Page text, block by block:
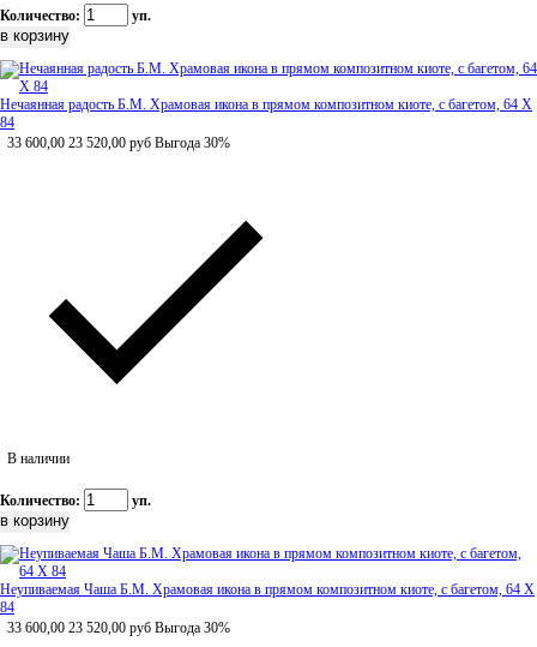
Количество: уп.
Нечаянная радость Б.М. Храмовая икона в прямом композитном киоте, с багетом, 64 Х
84
33 600,00 23 520,00 руб Выгода 30%
В наличии
Количество: уп.
Неупиваемая Чаша Б.М. Храмовая икона в прямом композитном киоте, с багетом, 64 Х
84
33 600,00 23 520,00 руб Выгода 30%